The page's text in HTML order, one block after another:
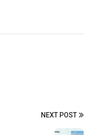
NEXT POST